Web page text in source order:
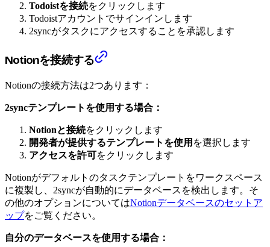
Todoistを接続をクリックします
Todoistアカウントでサインインします
2syncがタスクにアクセスすることを承認します
Notionを接続する
Notionの接続方法は2つあります：
2syncテンプレートを使用する場合：
Notionと接続をクリックします
開発者が提供するテンプレートを使用 を選択します
アクセスを許可をクリックします
Notionがデフォルトのタスクテンプレートをワークスペース
に複製し、2syncが自動的にデータベースを検出します。そ
の他のオプションについてはNotionデータベースのセットア
ップをご覧ください。
自分のデータベースを使用する場合：